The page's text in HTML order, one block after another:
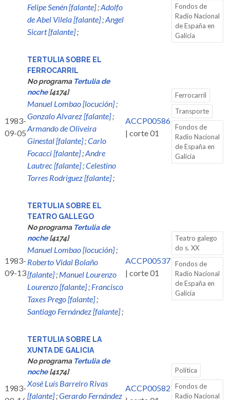
Felipe Senén [falante];Adolfo
de Abel Vilela [falante];Angel
Sicart [falante];
Fondos de
Radio Nacional
de España en
Galicia
1983-
09-05
TERTULIA SOBRE EL
FERROCARRIL
No programa Tertulia de
noche[4174]
Manuel Lombao [locución];
Gonzalo Alvarez [falante];
Armando de Oliveira
Ginestal [falante];Carlo
Focacci [falante];Andre
Lautrec [falante];Celestino
Torres Rodriguez [falante];
ACCP00586
| corte 01
Ferrocarril
Transporte
Fondos de
Radio Nacional
de España en
Galicia
1983-
09-13
TERTULIA SOBRE EL
TEATRO GALLEGO
No programa Tertulia de
noche[4174]
Manuel Lombao [locución];
Roberto Vidal Bolaño
[falante]; Manuel Lourenzo
Lourenzo [falante]; Francisco
Taxes Prego [falante];
Santiago Fernández [falante];
ACCP00537
| corte 01
Teatro galego
do s. XX
Fondos de
Radio Nacional
de España en
Galicia
1983-
TERTULIA SOBRE LA
XUNTA DE GALICIA
No programa Tertulia de
noche[4174]
Xosé Luís Barreiro Rivas
[falante];Gerardo Fernández
ACCP00582
Política
Fondos de
Radio Nacional